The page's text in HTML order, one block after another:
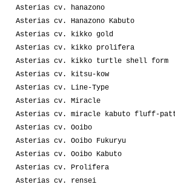
Asterias cv. hanazono
Asterias cv. Hanazono Kabuto
Asterias cv. kikko gold
Asterias cv. kikko prolifera
Asterias cv. kikko turtle shell form
Asterias cv. kitsu-kow
Asterias cv. Line-Type
Asterias cv. Miracle
Asterias cv. miracle kabuto fluff-
Asterias cv. Ooibo
Asterias cv. Ooibo Fukuryu
Asterias cv. Ooibo Kabuto
Asterias cv. Prolifera
Asterias cv. rensei